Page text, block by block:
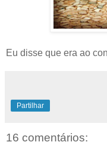
Eu disse que era ao
Partilhar
16 comentários: